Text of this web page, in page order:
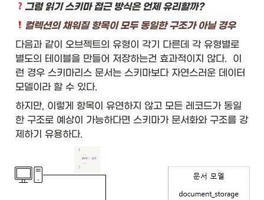
그럼 읽기 스키마 접근 방식은 언제 유리할까?
컬렉션의 채워질 항목이 모두 동일한 구조가 아닐 경우
다음과 같이 오브젝트의 유형이 각기 다른데 각 유형별로
별도의 테이블을 만들어 저장하는건 효과적이지 않다.  이
런 경우 스키마리스 문서는 스키마보다 자연스러운 데이터
모델이라 할 수 있다.
하지만, 이렇게 항목이 유연하지 않고 모든 레코드가 동일
한 구조로 예상이 가능하다면 스키마가 문서화와 구조를 강
제하기 유용하다.